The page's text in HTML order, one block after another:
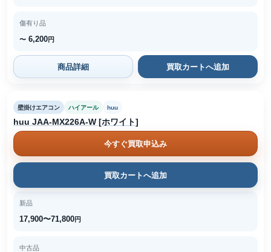
傷有り品
〜 6,200円
商品詳細 買取カートへ追加
壁掛けエアコン ハイアール huu
huu JAA-MX226A-W [ホワイト]
今すぐ買取申込み
買取カートへ追加
新品
17,900〜71,800円
中古品